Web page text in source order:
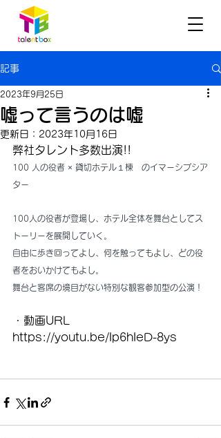
記事
嘘って言うのは嘘
2023年9月25日
更新日： 2023年10月16日
弊社タレント多数出演!!
100 人の役者 × 貸切ホテル１棟　のイマーシブシア
ター
100人の役者が登場し、ホテル全体を舞台としてス
トーリーを展開していく。
自由に歩き回ってよし、何を触ってもよし、どの役
者をおいかけてもよし。
舞台と客席の境目がない特別な観客参加型の公演！
・動画URL
https://youtu.be/Ip6hIeD-8ys